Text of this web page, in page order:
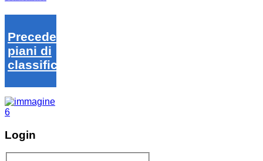
Precedenti
piani di
classifica
Login